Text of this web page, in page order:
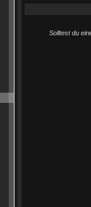
Solltest du